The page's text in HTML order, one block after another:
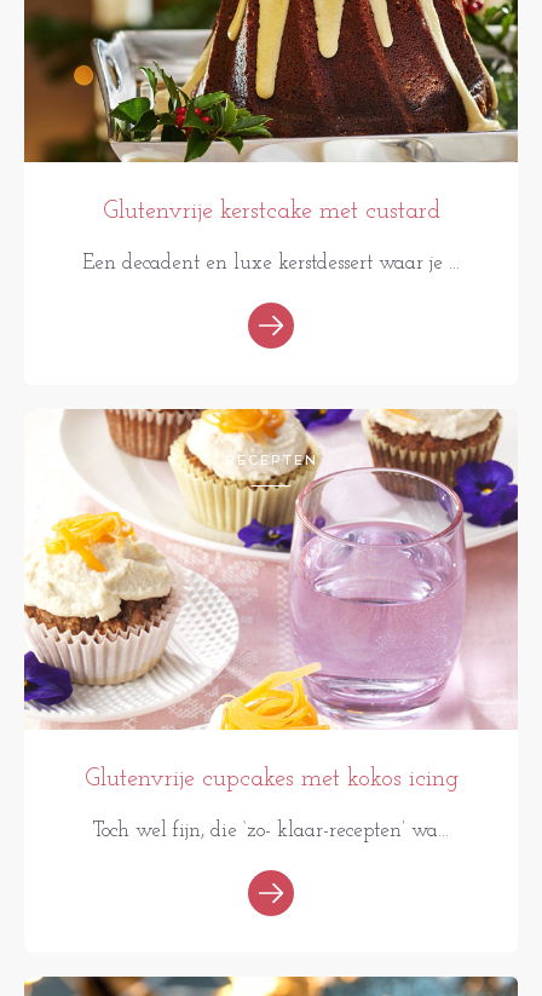
Glutenvrije kerstcake met custard
Een decadent en luxe kerstdessert waar je ...
RECEPTEN
Glutenvrije cupcakes met kokos icing
Toch wel fijn, die ‘zo- klaar-recepten’ wa...